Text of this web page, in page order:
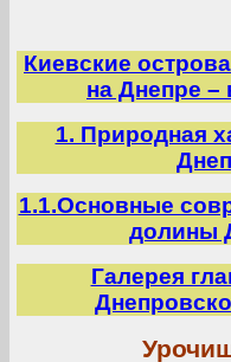
Киевские
на Днепре –
1. Природная
1.1.Основные
долины
Галерея